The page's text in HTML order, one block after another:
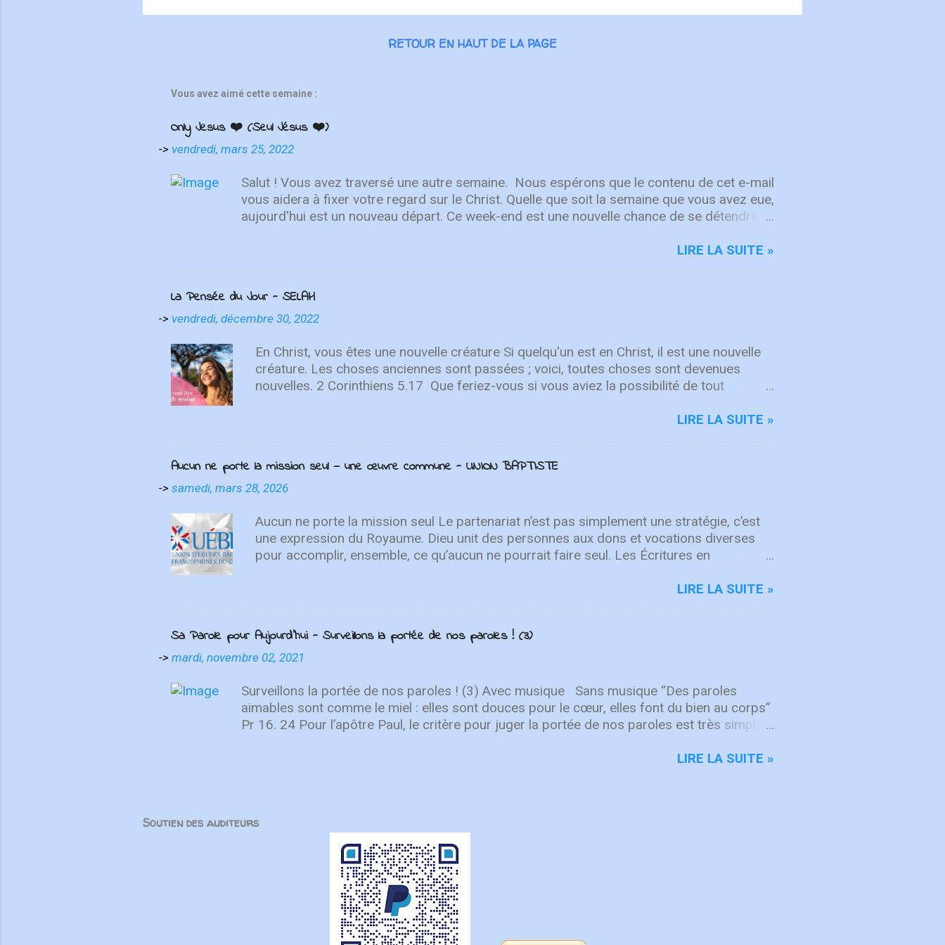
RETOUR EN HAUT DE LA PAGE
Vous avez aimé cette semaine :
Only Jesus ❤️ (Seul Jésus ❤️)
-> vendredi, mars 25, 2022
Salut ! Vous avez traversé une autre semaine. ⁣ Nous espérons que le contenu de cet e-mail
vous aidera à fixer votre regard sur le Christ. Quelle que soit la semaine que vous avez eue,
aujourd'hui est un nouveau départ. Ce week-end est une nouvelle chance de se détendre et
choses d'en haut, où Christ est assis à la droite de Dieu. Ayez l'esprit sur les choses d'en
présente "Only You" , une toute nouvelle chanson qui fait place à l'adoration et à la
contemplation. Le deuxième single de leur prochain EP de printemps "Here's To The One
un cri du cœur qui nous ramène à notre Sauveur...
LIRE LA SUITE »
La Pensée du Jour - SELAH
-> vendredi, décembre 30, 2022
En Christ, vous êtes une nouvelle créature Si quelqu'un est en Christ, il est une nouvelle
créature. Les choses anciennes sont passées ; voici, toutes choses sont devenues
nouvelles. 2 Corinthiens 5.17 Que feriez-vous si vous aviez la possibilité de tout
vous saisir à... Par John Roos Audio Vidéo Get new posts by email: SubscribeLIRE LA SUITE »
Aucun ne porte la mission seul — une œuvre commune - UNION BAPTISTE
-> samedi, mars 28, 2026
Aucun ne porte la mission seul Le partenariat n’est pas simplement une stratégie, c’est
une expression du Royaume. Dieu unit des personnes aux dons et vocations diverses
pour accomplir, ensemble, ce qu’aucun ne pourrait faire seul. Les Écritures en
différentes régions se rassemblent pour servir le peuple de Dieu. Dans Actes 21, des
l’histoire de l’Union. Dès 1840, Henriette Feller, Louis Roussy et les missionnaires
suisses ont tissé des liens au-delà des frontières, soutenus par des amis des États-
force transformatrice du partenariat au service de l’Évangile. Aujourd’hui encore, nos
partenaires demeurent essentiels. Aucune œuvre ...
LIRE LA SUITE »
Sa Parole pour Aujourd'hui - Surveillons la portée de nos paroles ! (3)
-> mardi, novembre 02, 2021
Surveillons la portée de nos paroles ! (3) Avec musique Sans musique “Des paroles
aimables sont comme le miel : elles sont douces pour le cœur, elles font du bien au corps”
Pr 16. 24 Pour l’apôtre Paul, le critère pour juger la portée de nos paroles est très simple :
nous grandirons en tout vers celui qui est la tête, le Christ. C’est grâce à Lui que le corps
parler de manière inconsidérée ou vaine, ou de colporter des médisances ou des
mensonges, mais surtout de prononcer des paroles qui participeront à la croissance
spirituelle des autres croyants. Pas seulement des paroles aimables qui “font du bien au
LIRE LA SUITE »
Soutien des auditeurs